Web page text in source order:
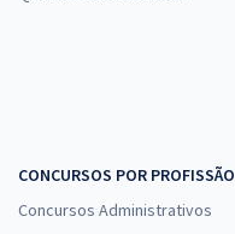
CONCURSOS POR PROFISSÃO
Concursos Administrativos